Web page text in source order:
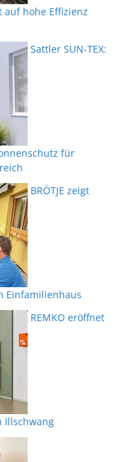
auf hohe Effizienz
Sattler SUN-TEX:
für
BRÖTJE zeigt
Einfamilienhaus
REMKO eröffnet
Illschwang